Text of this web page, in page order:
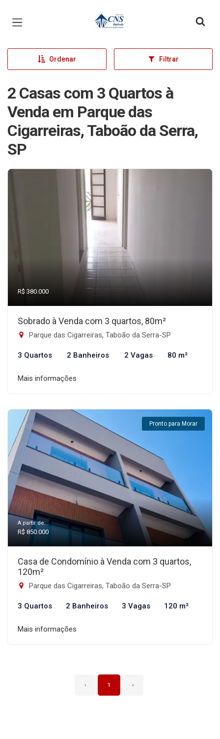
Página inicial
Ordenar Filtrar
2 Casas com 3 Quartos à
Venda em Parque das
Cigarreiras, Taboão da Serra,
SP
R$ 380.000
Sobrado à Venda com 3 quartos, 80m²
Parque das Cigarreiras, Taboão da Serra-SP
3 Quartos 2 Banheiros 2 Vagas 80 m²
Mais informações
Pronto para Morar
A partir de:
R$ 850.000
Casa de Condomínio à Venda com 3 quartos,
120m²
Parque das Cigarreiras, Taboão da Serra-SP
3 Quartos 2 Banheiros 3 Vagas 120 m²
Mais informações
‹ 1 ›